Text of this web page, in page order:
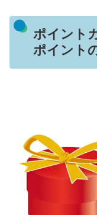
ポイント
ポイント